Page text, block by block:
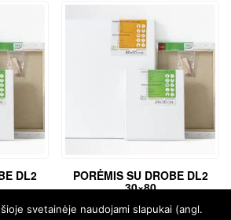
DL2 PORĖMIS SU DROBE DL2
30×80
€18,58
svetainėje naudojami slapukai (angl.